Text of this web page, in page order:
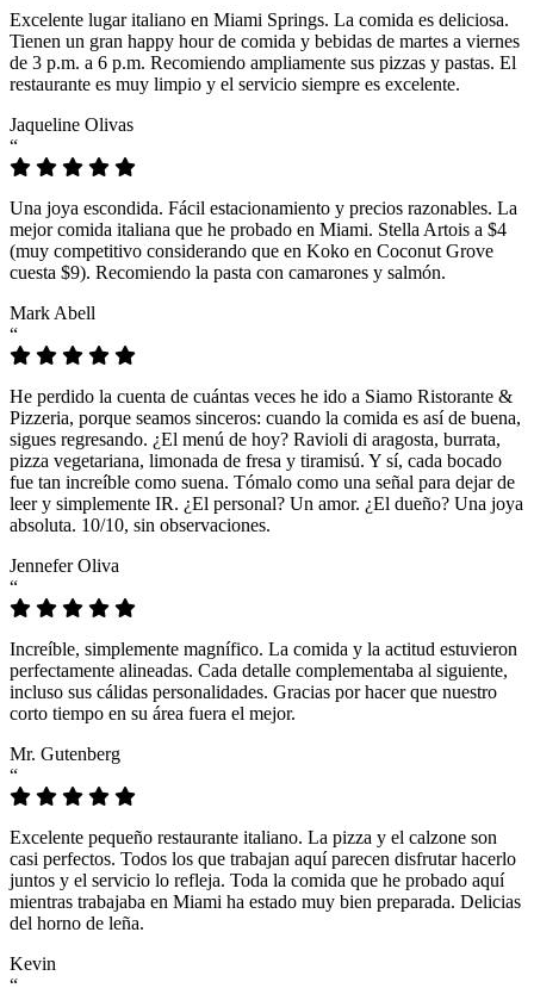
Excelente lugar italiano en Miami Springs. La comida es deliciosa.
Tienen un gran happy hour de comida y bebidas de martes a viernes
de 3 p.m. a 6 p.m. Recomiendo ampliamente sus pizzas y pastas. El
restaurante es muy limpio y el servicio siempre es excelente.
Jaqueline Olivas
“
Una joya escondida. Fácil estacionamiento y precios razonables. La
mejor comida italiana que he probado en Miami. Stella Artois a $4
(muy competitivo considerando que en Koko en Coconut Grove
cuesta $9). Recomiendo la pasta con camarones y salmón.
Mark Abell
“
He perdido la cuenta de cuántas veces he ido a Siamo Ristorante &
Pizzeria, porque seamos sinceros: cuando la comida es así de buena,
sigues regresando. ¿El menú de hoy? Ravioli di aragosta, burrata,
pizza vegetariana, limonada de fresa y tiramisú. Y sí, cada bocado
fue tan increíble como suena. Tómalo como una señal para dejar de
leer y simplemente IR. ¿El personal? Un amor. ¿El dueño? Una joya
absoluta. 10/10, sin observaciones.
Jennefer Oliva
“
Increíble, simplemente magnífico. La comida y la actitud estuvieron
perfectamente alineadas. Cada detalle complementaba al siguiente,
incluso sus cálidas personalidades. Gracias por hacer que nuestro
corto tiempo en su área fuera el mejor.
Mr. Gutenberg
“
Excelente pequeño restaurante italiano. La pizza y el calzone son
casi perfectos. Todos los que trabajan aquí parecen disfrutar hacerlo
juntos y el servicio lo refleja. Toda la comida que he probado aquí
mientras trabajaba en Miami ha estado muy bien preparada. Delicias
del horno de leña.
Kevin